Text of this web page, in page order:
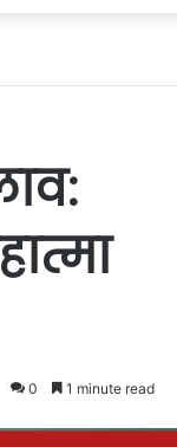
0 1 minute read